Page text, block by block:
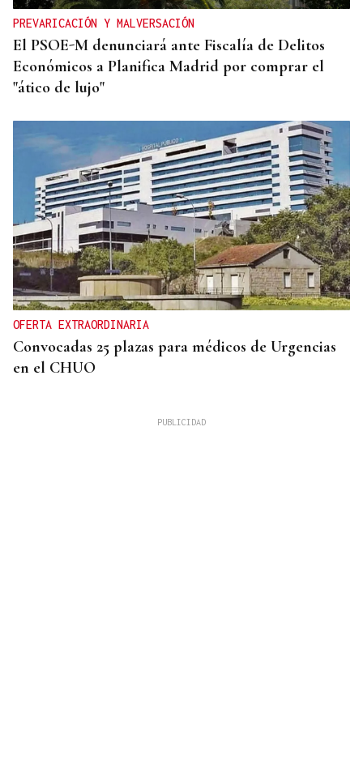
PREVARICACIÓN Y MALVERSACIÓN
El PSOE-M denunciará ante Fiscalía de Delitos
Económicos a Planifica Madrid por comprar el
"ático de lujo"
OFERTA EXTRAORDINARIA
Convocadas 25 plazas para médicos de Urgencias
en el CHUO